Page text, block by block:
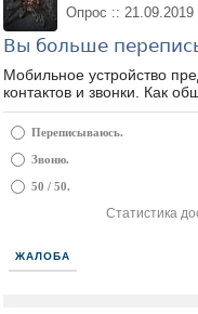
Опрос :: 21.09.2019
Вы больше
Мобильное устройство
контактов и звонки. Как
Переписываюсь.
Звоню.
50 / 50.
Статистика
ЖАЛОБА